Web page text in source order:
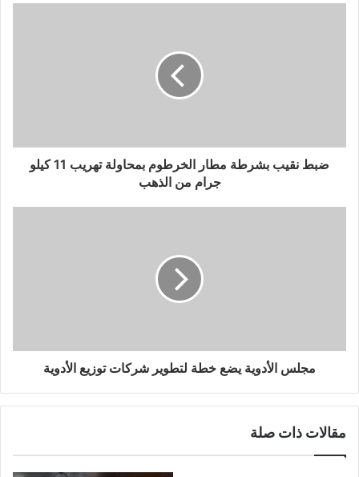
ضبط نقيب بشرطة مطار الخرطوم بمحاولة تهريب 11 كيلو
جرام من الذهب
مجلس الأدوية يضع خطة لتطوير شركات توزيع الأدوية
مقالات ذات صلة